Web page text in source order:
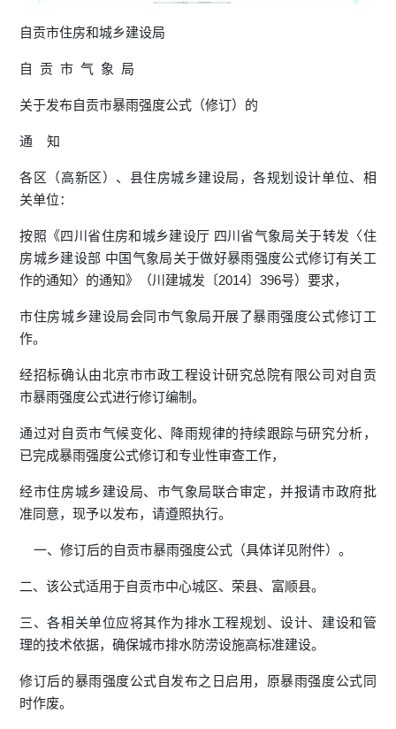
自贡市住房和城乡建设局
自 贡 市 气 象 局
关于发布自贡市暴雨强度公式（修订）的
通 知
各区（高新区）、县住房城乡建设局，各规划设计单位、相
关单位：
按照《四川省住房和城乡建设厅 四川省气象局关于转发〈住
房城乡建设部 中国气象局关于做好暴雨强度公式修订有关工
作的通知〉的通知》（川建城发〔2014〕396号）要求，
市住房城乡建设局会同市气象局开展了暴雨强度公式修订工
作。
经招标确认由北京市市政工程设计研究总院有限公司对自贡
市暴雨强度公式进行修订编制。
通过对自贡市气候变化、降雨规律的持续跟踪与研究分析，
已完成暴雨强度公式修订和专业性审查工作，
经市住房城乡建设局、市气象局联合审定，并报请市政府批
准同意，现予以发布，请遵照执行。
一、修订后的自贡市暴雨强度公式（具体详见附件）。
二、该公式适用于自贡市中心城区、荣县、富顺县。
三、各相关单位应将其作为排水工程规划、设计、建设和管
理的技术依据，确保城市排水防涝设施高标准建设。
修订后的暴雨强度公式自发布之日启用，原暴雨强度公式同
时作废。